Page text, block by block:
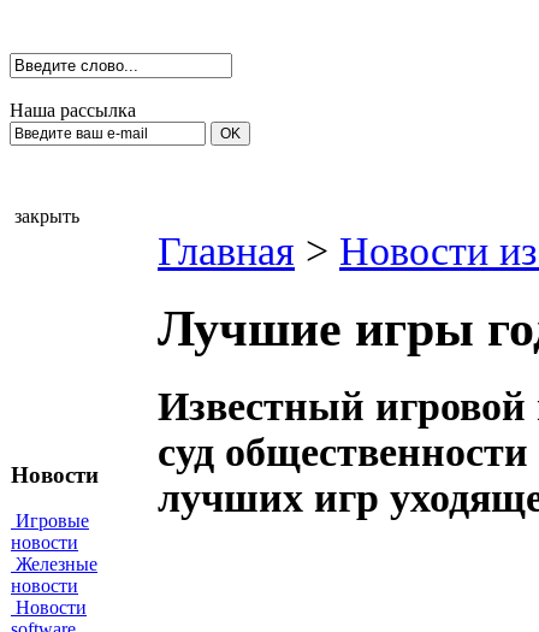
Наша рассылка
закрыть
Новости
Игровые
новости
Железные
новости
Новости
Главная > Новости
Лучшие игры
Известный
суд
лучших игр